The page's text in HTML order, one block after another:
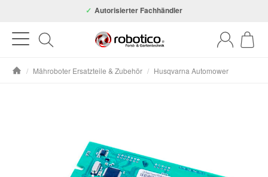
Autorisierter Fachhändler
/ Mähroboter Ersatzteile & Zubehör / Husqvarna Automower